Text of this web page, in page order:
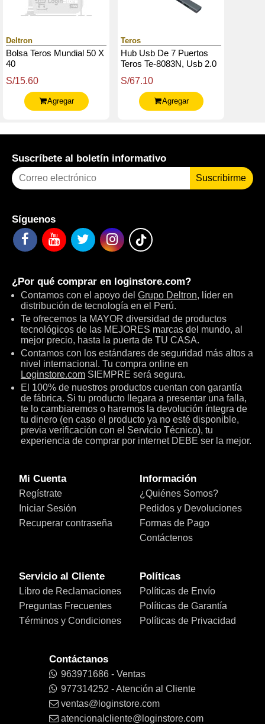
Deltron
Bolsa Teros Mundial 50 X
40
S/15.60
Agregar
Teros
Hub Usb De 7 Puertos
Teros Te-8083N, Usb 2.0
De 1 Puerto
S/67.10
Agregar
Suscríbete al boletín informativo
Suscribirme
Síguenos
¿Por qué comprar en loginstore.com?
Contamos con el apoyo del Grupo Deltron, líder en
distribución de tecnología en el Perú.
Te ofrecemos la MAYOR diversidad de productos
tecnológicos de las MEJORES marcas del mundo, al
mejor precio, hasta la puerta de TU CASA.
Contamos con los estándares de seguridad más altos a
nivel internacional. Tu compra online en
Loginstore.com SIEMPRE será segura.
El 100% de nuestros productos cuentan con garantía
de fábrica. Si tu producto llegara a presentar una falla,
te lo cambiaremos o haremos la devolución íntegra de
tu dinero (en caso el producto ya no esté disponible,
previa verificación con el Servicio Técnico), tu
experiencia de comprar por internet DEBE ser la mejor.
Mi Cuenta
Regístrate
Iniciar Sesión
Recuperar contraseña
Información
¿Quiénes Somos?
Pedidos y Devoluciones
Formas de Pago
Contáctenos
Servicio al Cliente
Libro de Reclamaciones
Preguntas Frecuentes
Términos y Condiciones
Políticas
Políticas de Envío
Políticas de Garantía
Políticas de Privacidad
Contáctanos
963971686 - Ventas
977314252 - Atención al Cliente
ventas@loginstore.com
atencionalcliente@loginstore.com